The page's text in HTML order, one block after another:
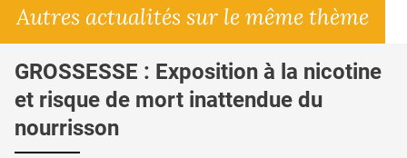
Autres actualités sur le même thème
GROSSESSE : Exposition à la nicotine
et risque de mort inattendue du
nourrisson